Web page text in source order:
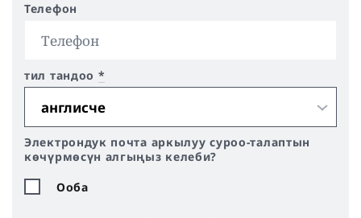
Телефон
тил тандоо *
Электрондук почта аркылуу суроо-талаптын
көчүрмөсүн алгыңыз келеби?
Ооба